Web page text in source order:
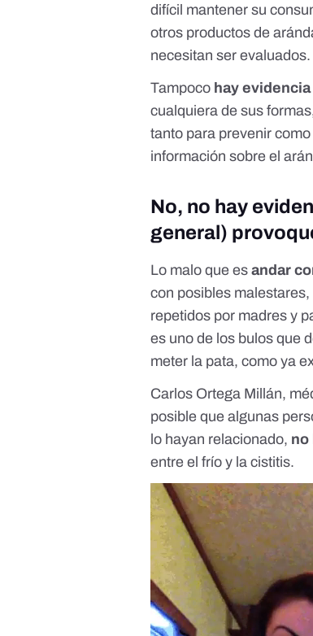
difícil mantener su
otros productos de
necesitan ser evaluados.
Tampoco hay
cualquiera de sus
tanto para prevenir
información sobre el
No, no hay
general)
Lo malo que esandar
con posibles
repetidos por madres y
es uno de los bulos que
meter la pata, como ya
Carlos Ortega Millán,
posible que algunas
lo hayan relacionado, no
entre el frío y la cistitis.